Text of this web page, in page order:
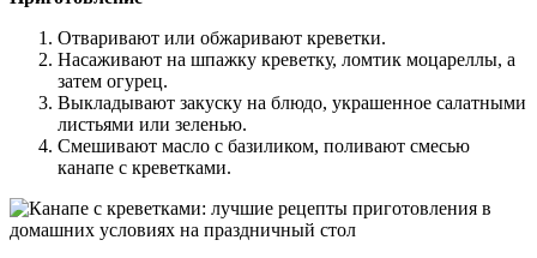
Отваривают или обжаривают креветки.
Насаживают на шпажку креветку, ломтик моцареллы, а
затем огурец.
Выкладывают закуску на блюдо, украшенное салатными
листьями или зеленью.
Смешивают масло с базиликом, поливают смесью
канапе с креветками.